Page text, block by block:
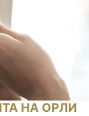
НА ОРЛИ